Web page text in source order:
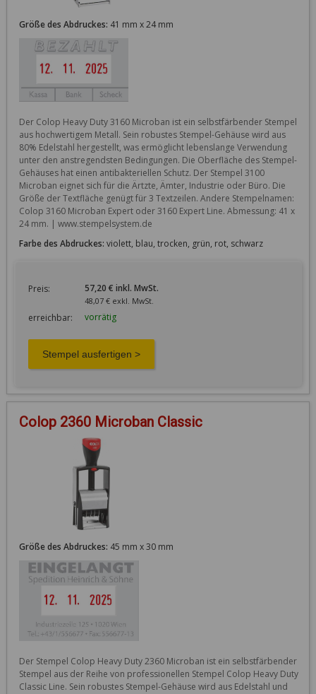
Größe des Abdruckes: 41 mm x 24 mm
Der Colop Heavy Duty 3160 Microban ist ein selbstfärbender Stempel
aus hochwertigem Metall. Sein robustes Stempel-Gehäuse wird aus
80% Edelstahl hergestellt, was ermöglicht lebenslange Verwendung
unter den anstregendsten Bedingungen. Die Oberfläche des Stempel-
Gehäuses hat einen antibakteriellen Schutz. Der Stempel 3100
Microban eignet sich für die Ärtzte, Ämter, Industrie oder Büro. Die
Größe der Textfläche genügt für 3 Textzeilen. Andere Stempelnamen:
Colop 3160 Microban Expert oder 3160 Expert Line. Abmessung: 41 x
24 mm. | www.stempelsystem.de
Farbe des Abdruckes: violett, blau, trocken, grün, rot, schwarz
Preis: 57,20 € inkl. MwSt.
48,07 € exkl. MwSt.
erreichbar: vorrätig
Colop 2360 Microban Classic
Größe des Abdruckes: 45 mm x 30 mm
Der Stempel Colop Heavy Duty 2360 Microban ist ein selbstfärbender
Stempel aus der Reihe von professionellen Stempel Colop Heavy Duty
Classic Line. Sein robustes Stempel-Gehäuse wird aus Edelstahl und